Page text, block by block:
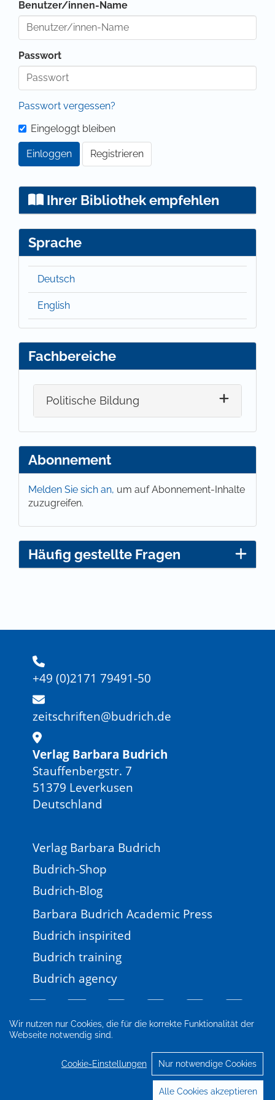
Wir nutzen nur Cookies, die für die korrekte Funktionalität der
Webseite notwendig sind.
Cookie-Einstellungen Nur notwendige Cookies
Alle Cookies akzeptieren
Benutzer/innen-Name
Passwort
Passwort vergessen?
Eingeloggt bleiben
Einloggen Registrieren
Ihrer Bibliothek empfehlen
Sprache
Deutsch
English
Fachbereiche
Politische Bildung
Abonnement
Melden Sie sich an, um auf Abonnement-Inhalte
zuzugreifen.
Häufig gestellte Fragen
+49 (0)2171 79491-50
zeitschriften@budrich.de
Verlag Barbara Budrich
Stauffenbergstr. 7
51379 Leverkusen
Deutschland
Verlag Barbara Budrich
Budrich-Shop
Budrich-Blog
Barbara Budrich Academic Press
Budrich inspirited
Budrich training
Budrich agency
Impressum
Datenschutz
Cookie-Einstellungen
© 2026 Verlag Barbara Budrich